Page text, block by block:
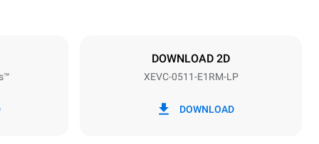
DOWNLOAD 2D
XEVC-0511-E1RM-LP
DOWNLOAD